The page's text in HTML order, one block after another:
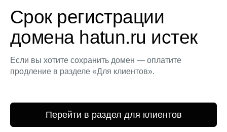
Срок регистрации
домена hatun.ru истек
Если вы хотите сохранить домен — оплатите
продление в разделе «Для клиентов».
Перейти в раздел для клиентов